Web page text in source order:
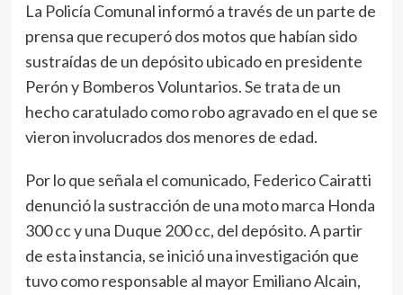
La Policía Comunal informó a través de un parte de
prensa que recuperó dos motos que habían sido
sustraídas de un depósito ubicado en presidente
Perón y Bomberos Voluntarios. Se trata de un
hecho caratulado como robo agravado en el que se
vieron involucrados dos menores de edad.
Por lo que señala el comunicado, Federico Cairatti
denunció la sustracción de una moto marca Honda
300 cc y una Duque 200 cc, del depósito. A partir
de esta instancia, se inició una investigación que
tuvo como responsable al mayor Emiliano Alcain,